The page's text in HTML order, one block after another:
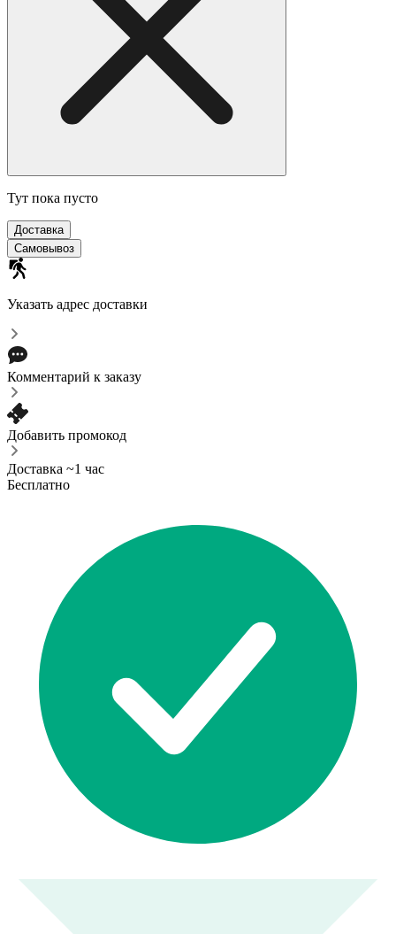
Тут пока пусто
Доставка
Самовывоз
Указать адрес доставки
Комментарий к заказу
Добавить промокод
Доставка ~1 час
Бесплатно